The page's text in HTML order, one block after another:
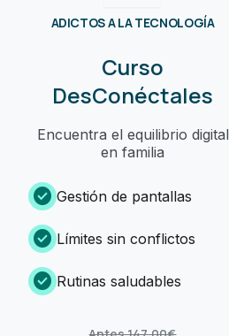
ADICTOS A LA TECNOLOGÍA
Curso
DesConéctales
Encuentra el equilibrio digital
en familia
check_circle Gestión de pantallas
check_circle Límites sin conflictos
check_circle Rutinas saludables